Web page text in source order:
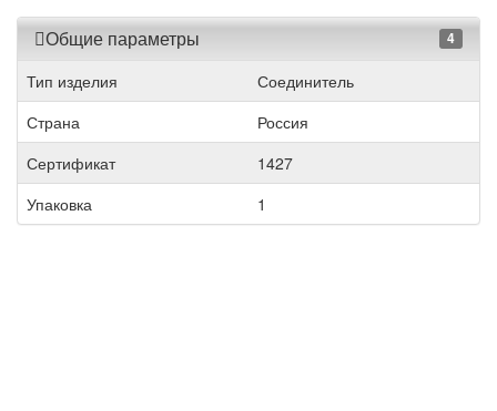
Общие параметры 4
Тип изделия
Соединитель
Страна
Россия
Сертификат
1427
Упаковка
1